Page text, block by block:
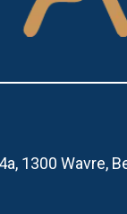
1300 Wavre,